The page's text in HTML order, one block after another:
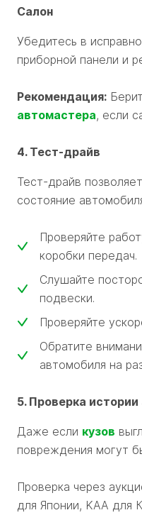
Салон
Убедитесь в
приборной панели и
Рекомендация:
автомастера, если
4. Тест-драйв
Тест-драйв
состояние
Проверяйте
коробки передач.
Слушайте
подвески.
Проверяйте
Обратите
автомобиля на
5. Проверка
Даже если кузов
повреждения могут
Проверка через
для Японии, KAA для